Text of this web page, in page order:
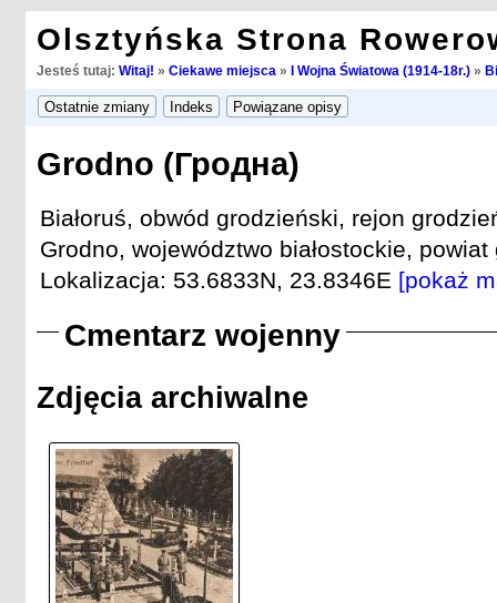
Olsztyńska Strona
Jesteś tutaj: Witaj! » Ciekawe miejsca » I Wojna Światowa (1914-18r.)»
Grodno (Гродна)
Białoruś, obwód grodzieński, rejon
Grodno, województwo białostockie,
Lokalizacja: 53.6833N, 23.8346E [pokaż
Cmentarz wojenny
Zdjęcia archiwalne